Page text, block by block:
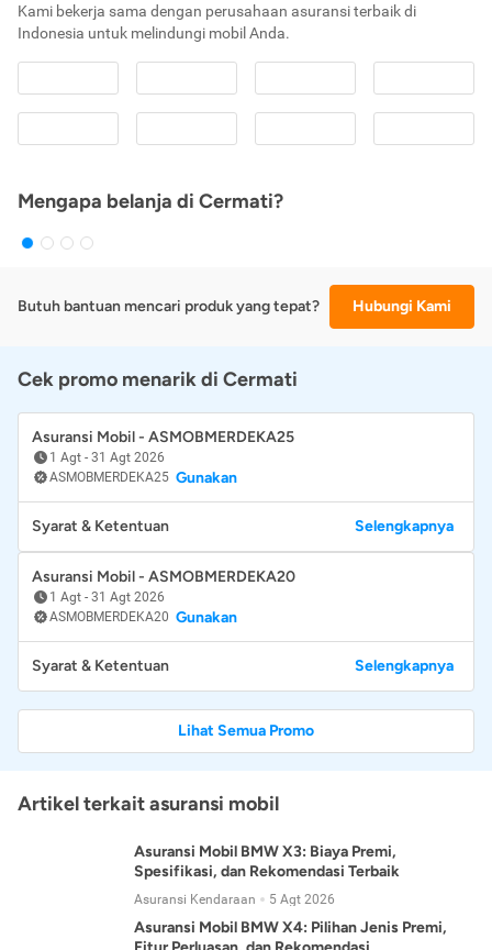
Kami bekerja sama dengan perusahaan asuransi terbaik di
Indonesia untuk melindungi mobil Anda.
Mengapa belanja di Cermati?
Butuh bantuan mencari produk yang tepat? Hubungi Kami
Cek promo menarik di Cermati
Asuransi Mobil - ASMOBMERDEKA25
1 Agt - 31 Agt 2026
ASMOBMERDEKA25 Gunakan
Syarat & Ketentuan Selengkapnya
Asuransi Mobil - ASMOBMERDEKA20
1 Agt - 31 Agt 2026
ASMOBMERDEKA20 Gunakan
Syarat & Ketentuan Selengkapnya
Lihat Semua Promo
Artikel terkait asuransi mobil
Asuransi Mobil BMW X3: Biaya Premi,
Spesifikasi, dan Rekomendasi Terbaik
Asuransi Kendaraan 5 Agt 2026
Asuransi Mobil BMW X4: Pilihan Jenis Premi,